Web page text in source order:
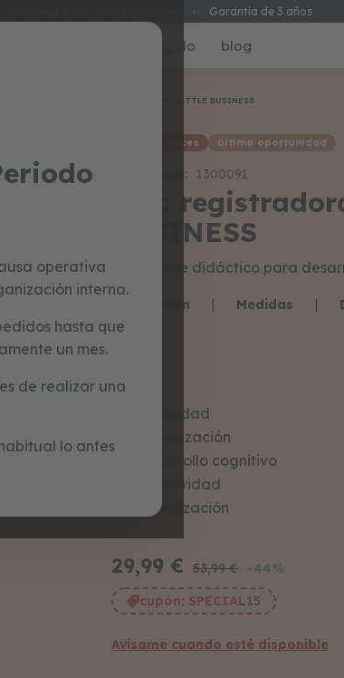
operativa
interna.
hasta que
un mes.
de realizar una
lo antes
· Garantía de 3 años
tarjetas regalo blog
MY LITTLE BUSINESS
special prices última oportunidad
Referencia: 1300091
caja
BUSINESS
Un juguete didáctico para
Descripción | Medidas |
Motricidad
Organización
Desarrollo cognitivo
Creatividad
Socialización
29,99 € 53,99 € -44%
cupón: SPECIAL15
Avísame cuando esté disponible